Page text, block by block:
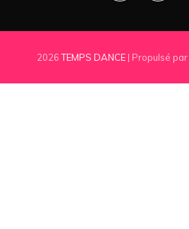
2026TEMPS DANCE | Propulsé par